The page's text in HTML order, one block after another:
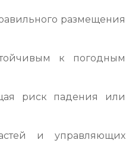
размещения
к погодным
риск падения или
и управляющих